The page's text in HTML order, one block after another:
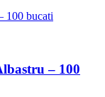
– 100